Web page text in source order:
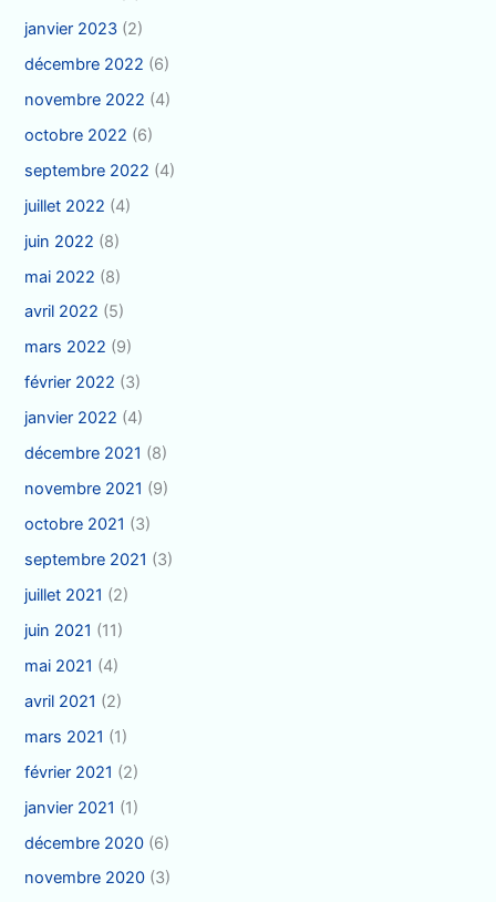
janvier 2023 (2)
décembre 2022 (6)
novembre 2022 (4)
octobre 2022 (6)
septembre 2022 (4)
juillet 2022 (4)
juin 2022 (8)
mai 2022 (8)
avril 2022 (5)
mars 2022 (9)
février 2022 (3)
janvier 2022 (4)
décembre 2021 (8)
novembre 2021 (9)
octobre 2021 (3)
septembre 2021 (3)
juillet 2021 (2)
juin 2021 (11)
mai 2021 (4)
avril 2021 (2)
mars 2021 (1)
février 2021 (2)
janvier 2021 (1)
décembre 2020 (6)
novembre 2020 (3)